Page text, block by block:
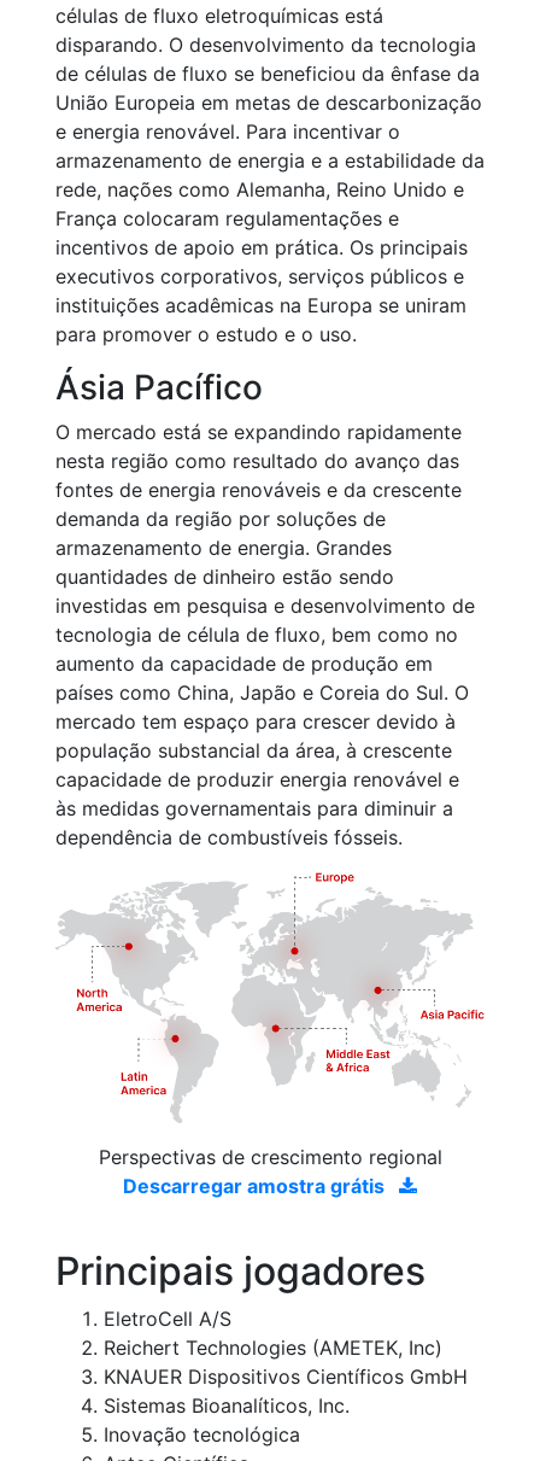
células de fluxo eletroquímicas está
disparando. O desenvolvimento da tecnologia
de células de fluxo se beneficiou da ênfase da
União Europeia em metas de descarbonização
e energia renovável. Para incentivar o
armazenamento de energia e a estabilidade da
rede, nações como Alemanha, Reino Unido e
França colocaram regulamentações e
incentivos de apoio em prática. Os principais
executivos corporativos, serviços públicos e
instituições acadêmicas na Europa se uniram
para promover o estudo e o uso.
Ásia Pacífico
O mercado está se expandindo rapidamente
nesta região como resultado do avanço das
fontes de energia renováveis e da crescente
demanda da região por soluções de
armazenamento de energia. Grandes
quantidades de dinheiro estão sendo
investidas em pesquisa e desenvolvimento de
tecnologia de célula de fluxo, bem como no
aumento da capacidade de produção em
países como China, Japão e Coreia do Sul. O
mercado tem espaço para crescer devido à
população substancial da área, à crescente
capacidade de produzir energia renovável e
às medidas governamentais para diminuir a
dependência de combustíveis fósseis.
Perspectivas de crescimento regional
Descarregar amostra grátis
Principais jogadores
EletroCell A/S
Reichert Technologies (AMETEK, Inc)
KNAUER Dispositivos Científicos GmbH
Sistemas Bioanalíticos, Inc.
Inovação tecnológica